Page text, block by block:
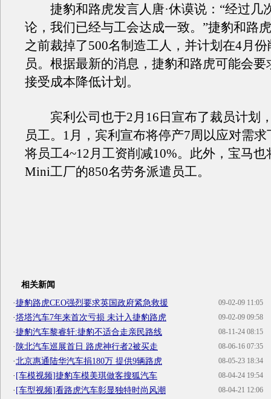
捷豹和路虎发言人唐·休谟说：“经过几
论，我们已经与工会达成一致。”捷豹和路
之前裁掉了500名制造工人，并计划在4月
员。根据最新的消息，捷豹和路虎可能会要
接受成本降低计划。
宾利公司也于2月16日宣布了裁员计划
员工。1月，宾利宣布将停产7周以应对需
将员工4~12月工资削减10%。此外，宝马也
Mini工厂的850名劳务派遣员工。
相关新闻
09-02-09 11:05
·捷豹路虎CEO强烈要求英国政府紧急救援
09-02-09 09:58
·塔塔汽车7年来首次亏损 未计入捷豹路虎
08-11-24 08:15
·捷豹汽车黎睿轩:捷豹不适合走亲民路线
08-06-16 07:35
· 陕北汽车巡展首日 路虎神行者2被买走
08-05-23 18:34
·北京惠通陆华汽车捐180万 提供9辆路虎
08-04-24 19:54
·[车模视频]捷豹车模美琪做客搜狐汽车
08-04-21 12:06
·[车型视频]看路虎汽车彰显独特时尚风潮